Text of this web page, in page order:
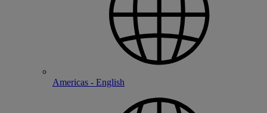
Americas - English